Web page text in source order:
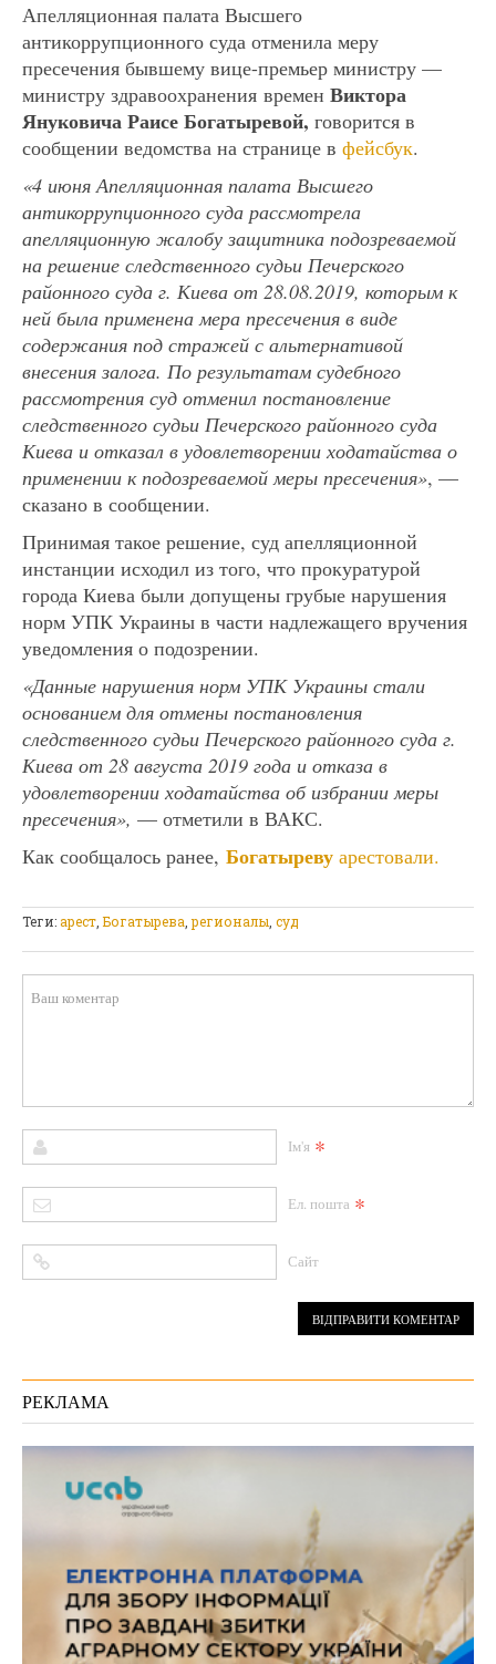
Апелляционная палата Высшего
антикоррупционного суда отменила меру
пресечения бывшему вице-премьер министру —
министру здравоохранения времен Виктора
Януковича Раисе Богатыревой, говорится в
сообщении ведомства на странице в фейсбук.
«4 июня Апелляционная палата Высшего
антикоррупционного суда рассмотрела
апелляционную жалобу защитника подозреваемой
на решение следственного судьи Печерского
районного суда г. Киева от 28.08.2019, которым к
ней была применена мера пресечения в виде
содержания под стражей с альтернативой
внесения залога. По результатам судебного
рассмотрения суд отменил постановление
следственного судьи Печерского районного суда
Киева и отказал в удовлетворении ходатайства о
применении к подозреваемой меры пресечения», —
сказано в сообщении.
Принимая такое решение, суд апелляционной
инстанции исходил из того, что прокуратурой
города Киева были допущены грубые нарушения
норм УПК Украины в части надлежащего вручения
уведомления о подозрении.
«Данные нарушения норм УПК Украины стали
основанием для отмены постановления
следственного судьи Печерского районного суда г.
Киева от 28 августа 2019 года и отказа в
удовлетворении ходатайства об избрании меры
пресечения», — отметили в ВАКС.
Как сообщалось ранее, Богатыреву арестовали.
Теги:арест ,Богатырева ,регионалы суд
Ім'я *
Ел. пошта *
Сайт
РЕКЛАМА